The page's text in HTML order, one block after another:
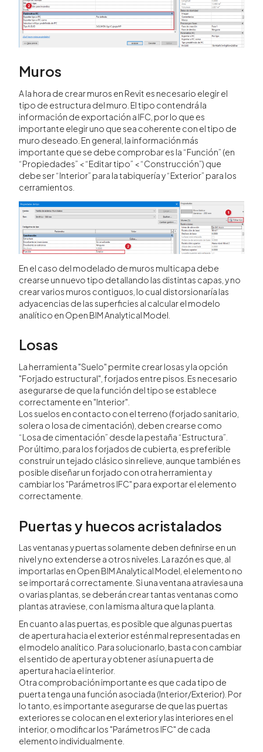
Muros
A la hora de crear muros en Revit es necesario elegir el
tipo de estructura del muro. El tipo contendrá la
información de exportación a IFC, por lo que es
importante elegir uno que sea coherente con el tipo de
muro deseado. En general, la información más
importante que se debe comprobar es la “Función” (en
“Propiedades” < “Editar tipo” < “Construcción”) que
debe ser “Interior” para la tabiquería y “Exterior” para los
cerramientos.
En el caso del modelado de muros multicapa debe
crearse un nuevo tipo detallando las distintas capas, y no
crear varios muros contiguos, lo cual distorsionaría las
adyacencias de las superficies al calcular el modelo
analítico en Open BIM Analytical Model.
Losas
La herramienta "Suelo" permite crear losas y la opción
"Forjado estructural", forjados entre pisos. Es necesario
asegurarse de que la función del tipo se establece
correctamente en "Interior".
Los suelos en contacto con el terreno (forjado sanitario,
solera o losa de cimentación), deben crearse como
“Losa de cimentación” desde la pestaña “Estructura”.
Por último, para los forjados de cubierta, es preferible
construir un tejado clásico sin relieve, aunque también es
posible diseñar un forjado con otra herramienta y
cambiar los "Parámetros IFC" para exportar el elemento
correctamente.
Puertas y huecos acristalados
Las ventanas y puertas solamente deben definirse en un
nivel y no extenderse a otros niveles. La razón es que, al
importarlas en Open BIM Analytical Model, el elemento no
se importará correctamente. Si una ventana atraviesa una
o varias plantas, se deberán crear tantas ventanas como
plantas atraviese, con la misma altura que la planta.
En cuanto a las puertas, es posible que algunas puertas
de apertura hacia el exterior estén mal representadas en
el modelo analítico. Para solucionarlo, basta con cambiar
el sentido de apertura y obtener así una puerta de
apertura hacia el interior.
Otra comprobación importante es que cada tipo de
puerta tenga una función asociada (Interior/Exterior). Por
lo tanto, es importante asegurarse de que las puertas
exteriores se colocan en el exterior y las interiores en el
interior, o modificar los "Parámetros IFC" de cada
elemento individualmente.